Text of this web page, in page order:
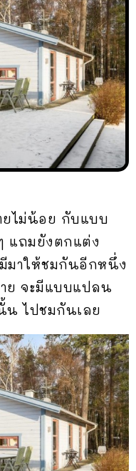
ไม่น้อย กับแบบ
แถมยังตกแต่ง
มาให้ชมกันอีกหนึ่ง
ย จะมีแบบแปลน
ไปชมกันเลย